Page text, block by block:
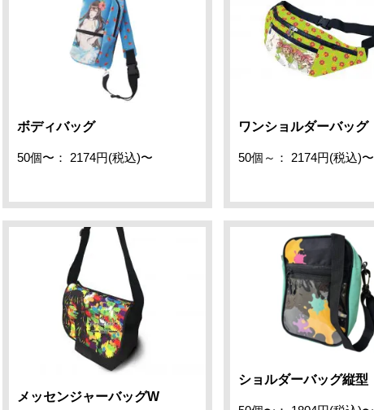
ボディバッグ
50個〜： 2174円(税込)〜
ワンショルダーバッグ
50個～： 2174円(税込)〜
メッセンジャーバッグW
ショルダーバッグ縦型